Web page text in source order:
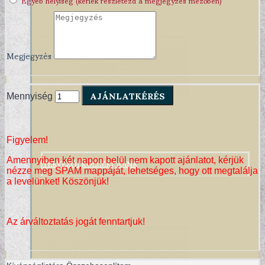
TERVEZŐI KOLLEKCIÓINK
Megjegyzés
Mennyiség AJÁNLATKÉRÉS
Figyelem!
Amennyiben két napon belül nem kapott ajánlatot, kérjük
nézze meg SPAM mappáját, lehetséges, hogy ott megtalálja
a levelünket! Köszönjük!
Az árváltoztatás jogát fenntartjuk!